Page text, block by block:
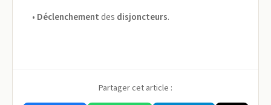
• Déclenchementdes disjoncteurs.
Partager cet article :